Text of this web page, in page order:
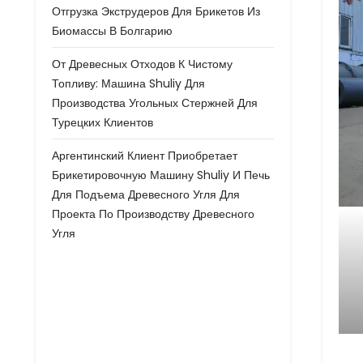
Отгрузка Экструдеров Для Брикетов Из
Биомассы В Болгарию
От Древесных Отходов К Чистому
Топливу: Машина Shuliy Для
Производства Угольных Стержней Для
Турецких Клиентов
Аргентинский Клиент Приобретает
Брикетировочную Машину Shuliy И Печь
Для Подъема Древесного Угля Для
Проекта По Производству Древесного
Угля